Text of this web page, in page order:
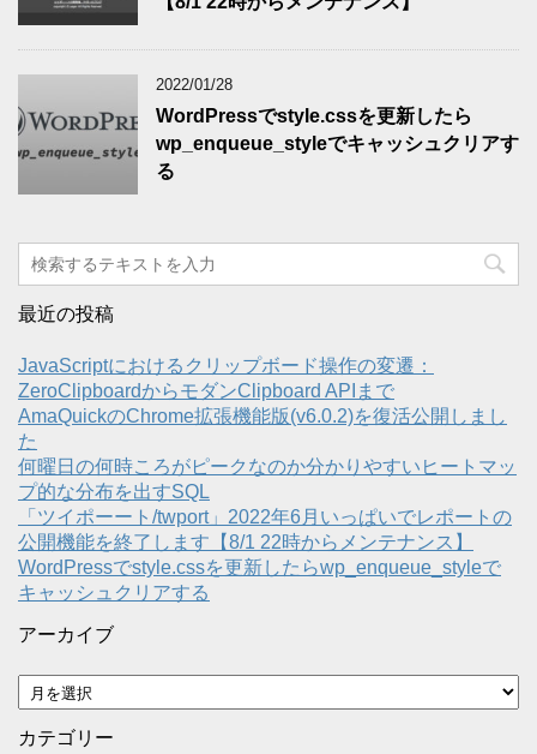
2022/01/28
WordPressでstyle.cssを更新したら
wp_enqueue_styleでキャッシュクリアす
る
最近の投稿
JavaScriptにおけるクリップボード操作の変遷：
ZeroClipboardからモダンClipboard APIまで
AmaQuickのChrome拡張機能版(v6.0.2)を復活公開しまし
た
何曜日の何時ころがピークなのか分かりやすいヒートマッ
プ的な分布を出すSQL
「ツイポーート/twport」2022年6月いっぱいでレポートの
公開機能を終了します【8/1 22時からメンテナンス】
WordPressでstyle.cssを更新したらwp_enqueue_styleで
キャッシュクリアする
アーカイブ
ア
ー
カ
カテゴリー